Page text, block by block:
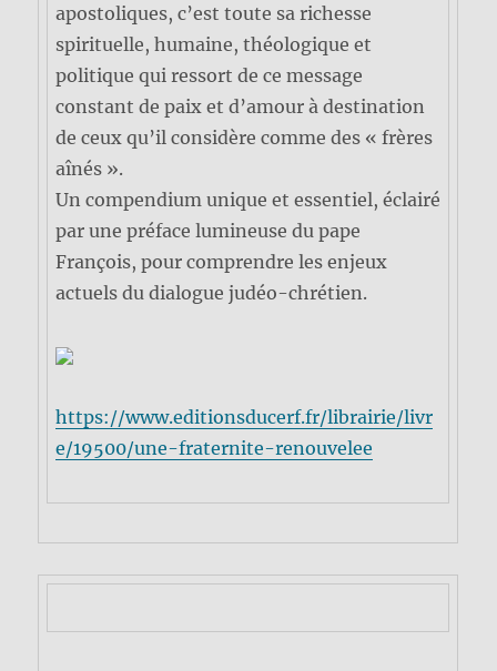
apostoliques, c’est toute sa richesse
spirituelle, humaine, théologique et
politique qui ressort de ce message
constant de paix et d’amour à destination
de ceux qu’il considère comme des « frères
aînés ».
Un compendium unique et essentiel, éclairé
par une préface lumineuse du pape
François, pour comprendre les enjeux
actuels du dialogue judéo-chrétien.
https://www.editionsducerf.fr/librairie/livr
e/19500/une-fraternite-renouvelee